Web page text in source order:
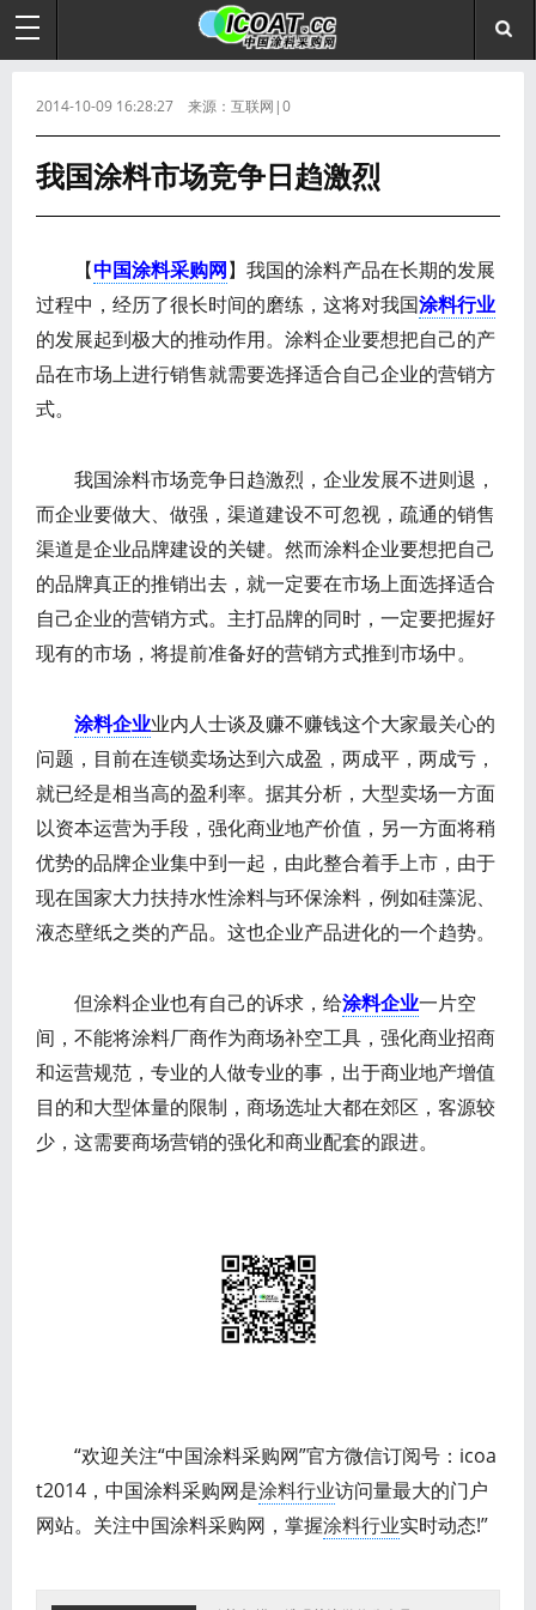
2014-10-09 16:28:27 来源：互联网|0
我国涂料市场竞争日趋激烈
【中国涂料采购网】我国的涂料产品在长期的发展
过程中，经历了很长时间的磨练，这将对我国涂料行业
的发展起到极大的推动作用。涂料企业要想把自己的产
品在市场上进行销售就需要选择适合自己企业的营销方
式。
我国涂料市场竞争日趋激烈，企业发展不进则退，
而企业要做大、做强，渠道建设不可忽视，疏通的销售
渠道是企业品牌建设的关键。然而涂料企业要想把自己
的品牌真正的推销出去，就一定要在市场上面选择适合
自己企业的营销方式。主打品牌的同时，一定要把握好
现有的市场，将提前准备好的营销方式推到市场中。
涂料企业业内人士谈及赚不赚钱这个大家最关心的
问题，目前在连锁卖场达到六成盈，两成平，两成亏，
就已经是相当高的盈利率。据其分析，大型卖场一方面
以资本运营为手段，强化商业地产价值，另一方面将稍
优势的品牌企业集中到一起，由此整合着手上市，由于
现在国家大力扶持水性涂料与环保涂料，例如硅藻泥、
液态壁纸之类的产品。这也企业产品进化的一个趋势。
但涂料企业也有自己的诉求，给涂料企业一片空
间，不能将涂料厂商作为商场补空工具，强化商业招商
和运营规范，专业的人做专业的事，出于商业地产增值
目的和大型体量的限制，商场选址大都在郊区，客源较
少，这需要商场营销的强化和商业配套的跟进。
“欢迎关注“中国涂料采购网”官方微信订阅号：icoa
t2014，中国涂料采购网是涂料行业访问量最大的门户
网站。关注中国涂料采购网，掌握涂料行业实时动态!”